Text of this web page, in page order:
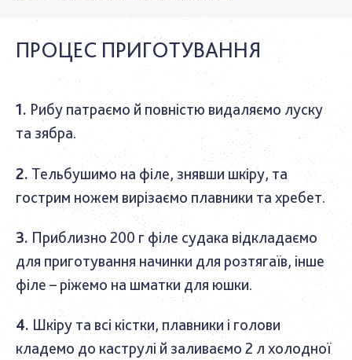
ПРОЦЕС ПРИГОТУВАННЯ
Рибу патраємо й повністю видаляємо луску
та зябра.
Тельбушимо на філе, знявши шкіру, та
гострим ножем вирізаємо плавники та хребет.
Приблизно 200 г філе судака відкладаємо
для приготування начинки для розтягаїв, інше
філе – ріжемо на шматки для юшки.
Шкіру та всі кістки, плавники і голови
кладемо до каструлі й заливаємо 2 л холодної